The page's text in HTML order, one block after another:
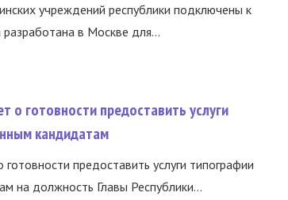
учреждений республики подключены к
в Москве для...
готовности предоставить услуги
кандидатам
предоставить услуги типографии
на должность Главы Республики...